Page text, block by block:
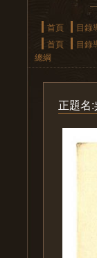
首頁 目錄
首頁
目錄
總綱
正題名